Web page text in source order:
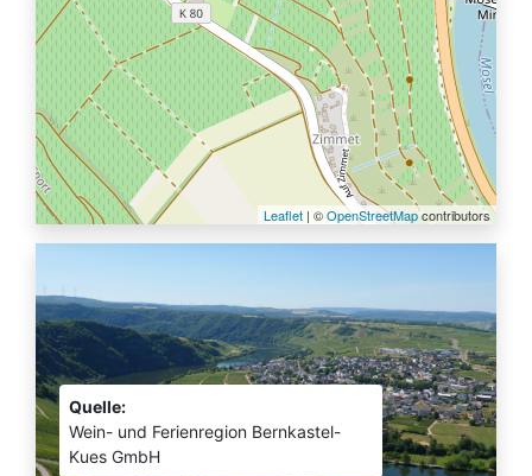
Leaflet | ©OpenStreetMapcontributors
Quelle:
Wein- und Ferienregion Bernkastel-
Kues GmbH